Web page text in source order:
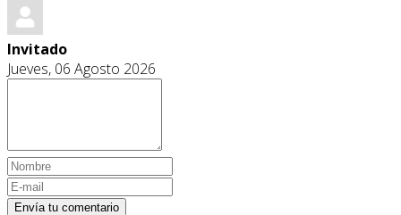
Invitado
Jueves, 06 Agosto 2026
Envía tu comentario